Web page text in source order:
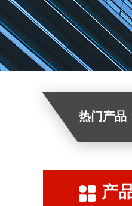
热门产品
产